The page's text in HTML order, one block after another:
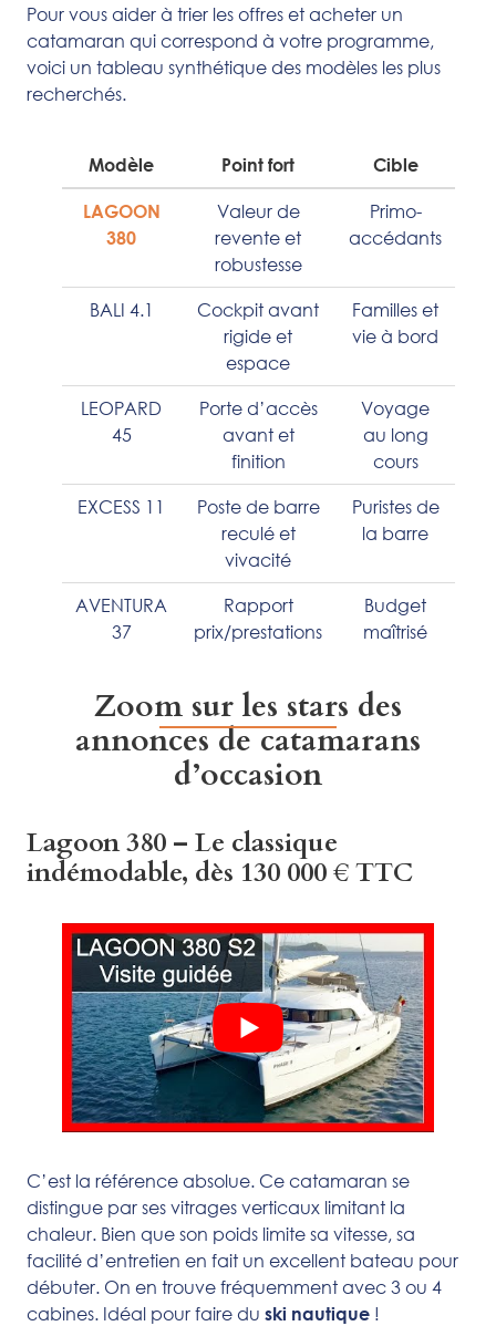
Pour vous aider à trier les offres et acheter un
catamaran qui correspond à votre programme,
voici un tableau synthétique des modèles les plus
recherchés.
Modèle Point fort Cible
LAGOON
380
Valeur de
revente et
robustesse
Primo-
accédants
BALI 4.1
Cockpit avant
rigide et
espace
Familles et
vie à bord
LEOPARD
45
Porte d’accès
avant et
finition
Voyage
au long
cours
EXCESS 11
Poste de barre
reculé et
vivacité
Puristes de
la barre
AVENTURA
37
Rapport
prix/prestations
Budget
maîtrisé
Zoom sur les stars des
annonces de catamarans
d’occasion
Lagoon 380 – Le classique
indémodable, dès 130 000 € TTC
C’est la référence absolue. Ce catamaran se
distingue par ses vitrages verticaux limitant la
chaleur. Bien que son poids limite sa vitesse, sa
facilité d’entretien en fait un excellent bateau pour
débuter. On en trouve fréquemment avec 3 ou 4
cabines. Idéal pour faire du ski nautique !